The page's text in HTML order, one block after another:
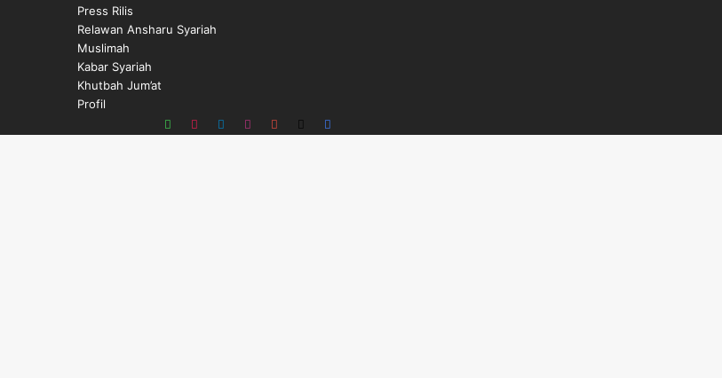
Press Rilis
Relawan Ansharu Syariah
Muslimah
Kabar Syariah
Khutbah Jum’at
Profil
YouTube
Instagram
Telegram
TikTok
WhatsApp